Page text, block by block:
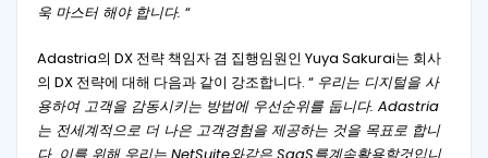
욱 마스터 해야 합니다. “
Adastria의 DX 전략 책임자 겸 집행임원인 Yuya Sakurai는 회사
의 DX 전략에 대해 다음과 같이 강조합니다. “ 우리는 디지털을 사
용하여 고객을 감동시키는 방법에 우선순위를 둡니다. Adastria
는 전세계적으로 더 나은 고객경험을 제공하는 것을 목표로 합니